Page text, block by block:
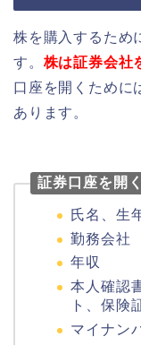
株を購入するため
す。 株は証券会社
口座を開くために
あります。
証券口座を開
氏名、生
勤務会社
年収
本人確認
ト、保険
マイナン